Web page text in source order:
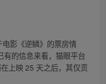
影《逆鳞》的票房情
有的信息来看，猫眼平台
上映 25 天之后，其仅贡